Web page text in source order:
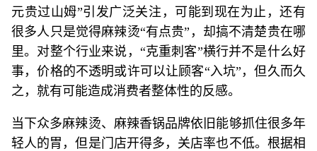
元贵过山姆”引发广泛关注，可能到现在为止，还有
很多人只是觉得麻辣烫“有点贵”，却搞不清楚贵在哪
里。对整个行业来说，“克重刺客”横行并不是什么好
事，价格的不透明或许可以让顾客“入坑”，但久而久
之，就有可能造成消费者整体性的反感。
当下众多麻辣烫、麻辣香锅品牌依旧能够抓住很多年
轻人的胃，但是门店开得多，关店率也不低。根据相